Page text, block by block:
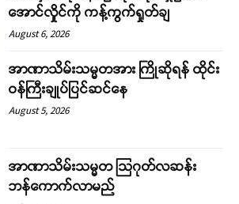
အောင်လှိုင်ကို ကန့်ကွက်ရှုတ်ချ
August 6, 2026
အာဏာသိမ်းသမ္မတအား ကြိုဆိုရန် ထိုင်း
ဝန်ကြီးချုပ်ပြင်ဆင်နေ
August 5, 2026
အာဏာသိမ်းသမ္မတ သြဂုတ်လဆန်း
ဘန်ကောက်လာမည်